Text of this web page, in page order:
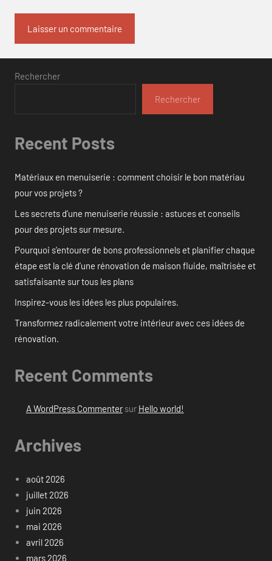
Rechercher
Rechercher
Recent Posts
Matériaux en menuiserie : comment choisir le bon matériau
pour vos projets ?
Les secrets d’une menuiserie réussie : astuces et conseils
pour des projets sur mesure.
Pourquoi s’entourer de bons professionnels et planifier chaque
étape est la clé d’une rénovation de maison fluide, maîtrisée et
satisfaisante sur tous les plans
Inspirez-vous les idées les plus populaires.
Transformez radicalement votre intérieur avec ces idées de
rénovation.
Recent Comments
A WordPress Commentersur Hello world!
Archives
août 2026
juillet 2026
juin 2026
mai 2026
avril 2026
mars 2026